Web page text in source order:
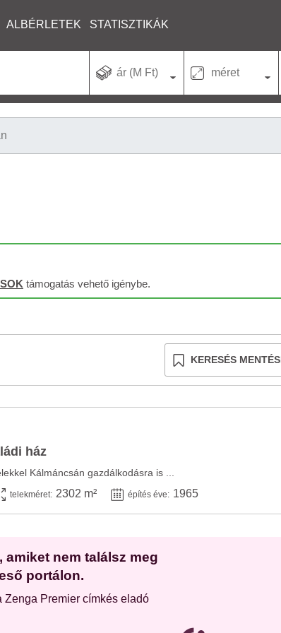
ALBÉRLETEK STATISZTIKÁK
ár (M Ft) méret
támogatás vehető igénybe.
KERESÉS
ház
Kálmáncsán gazdálkodásra is ...
telekméret: 2302 m² építés éve: 1965
amiket nem találsz meg
portálon.
Zenga Premier címkés eladó